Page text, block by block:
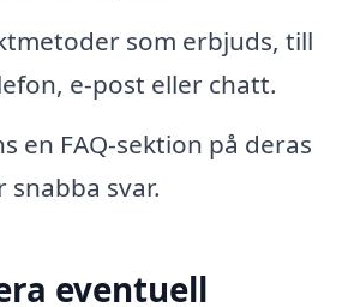
som erbjuds, till
e-post eller chatt.
en FAQ-sektion på deras
snabba svar.
eventuell